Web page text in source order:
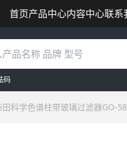
首页产品中心内容中心联系
码
田科学色谱柱带玻璃过滤器GO-